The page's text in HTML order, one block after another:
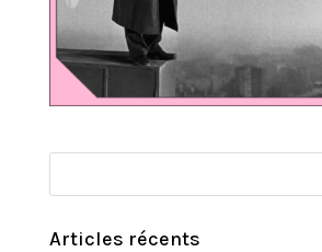
Articles récents